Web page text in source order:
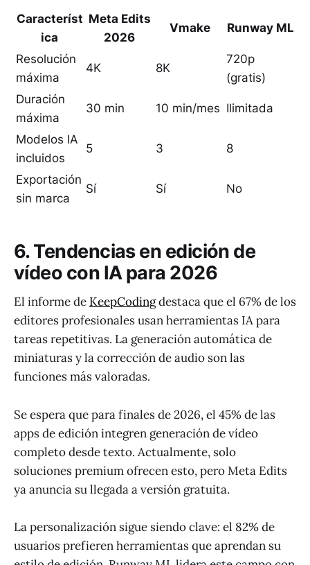
Característ
ica
Meta Edits
2026
Vmake Runway ML
Resolución
máxima
4K 8K
720p
(gratis)
Duración
máxima
30 min 10 min/mes Ilimitada
Modelos IA
incluidos
5 3 8
Exportación
sin marca
Sí Sí No
6. Tendencias en edición de
vídeo con IA para 2026
El informe de KeepCodingdestaca que el 67% de los
editores profesionales usan herramientas IA para
tareas repetitivas. La generación automática de
miniaturas y la corrección de audio son las
funciones más valoradas.
Se espera que para finales de 2026, el 45% de las
apps de edición integren generación de vídeo
completo desde texto. Actualmente, solo
soluciones premium ofrecen esto, pero Meta Edits
ya anuncia su llegada a versión gratuita.
La personalización sigue siendo clave: el 82% de
usuarios prefieren herramientas que aprendan su